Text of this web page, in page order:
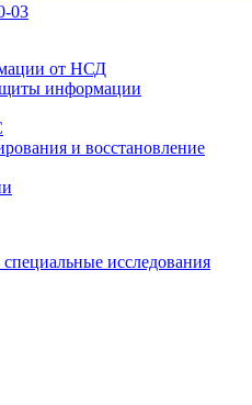
03
от НСД
информации
и восстановление
исследования